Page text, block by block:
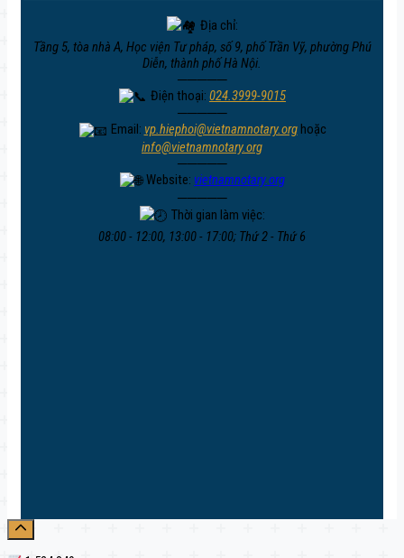
Địa chỉ:
Tầng 5, tòa nhà A, Học viện Tư pháp, số 9, phố Trần Vỹ, phường Phú
Diễn, thành phố Hà Nội.
─────
Điện thoại:024.3999-9015
─────
Email: vp.hiephoi@vietnamnotary.orghoặc
info@vietnamnotary.org
─────
Website: vietnamnotary.org
─────
Thời gian làm việc:
08:00 - 12:00, 13:00 - 17:00; Thứ 2 - Thứ 6